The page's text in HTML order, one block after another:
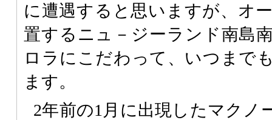
に遭遇すると思いますが、オ
置するニュ－ジーランド南島
ロラにこだわって、いつまで
ます。
2年前の1月に出現したマクノ